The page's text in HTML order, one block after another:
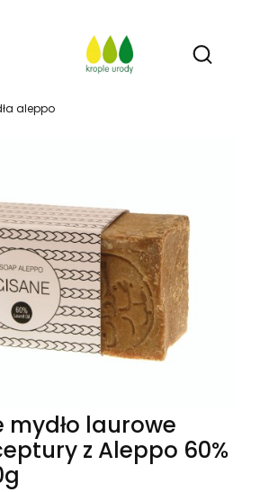
Otwórz
aleppo
laurowe
z Aleppo 60%